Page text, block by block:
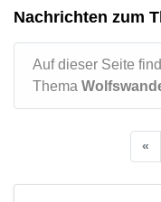
Nachrichten zum
Auf dieser Seite
Thema
«